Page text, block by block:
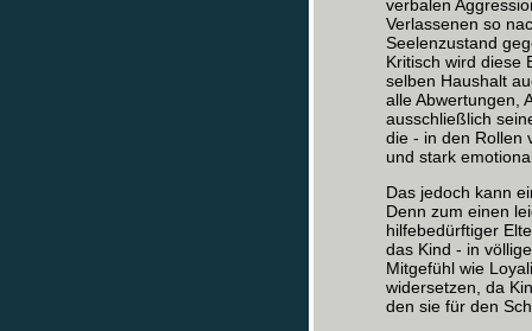
verbalen
Verlassenen so
Seelenzustand
Kritisch wird diese
selben Haushalt
alle Abwertungen,
ausschließlich
die - in den Rollen
und stark
Das jedoch kann
Denn zum einen
hilfebedürftiger
das Kind - in
Mitgefühl wie
widersetzen, da
den sie für den